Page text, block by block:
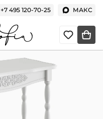
+7 495 120-70-25 МАКС